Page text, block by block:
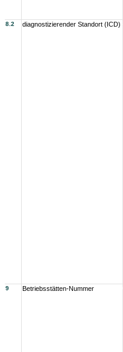
8.2 diagnostizierender Standort (ICD)
9 Betriebsstätten-Nummer